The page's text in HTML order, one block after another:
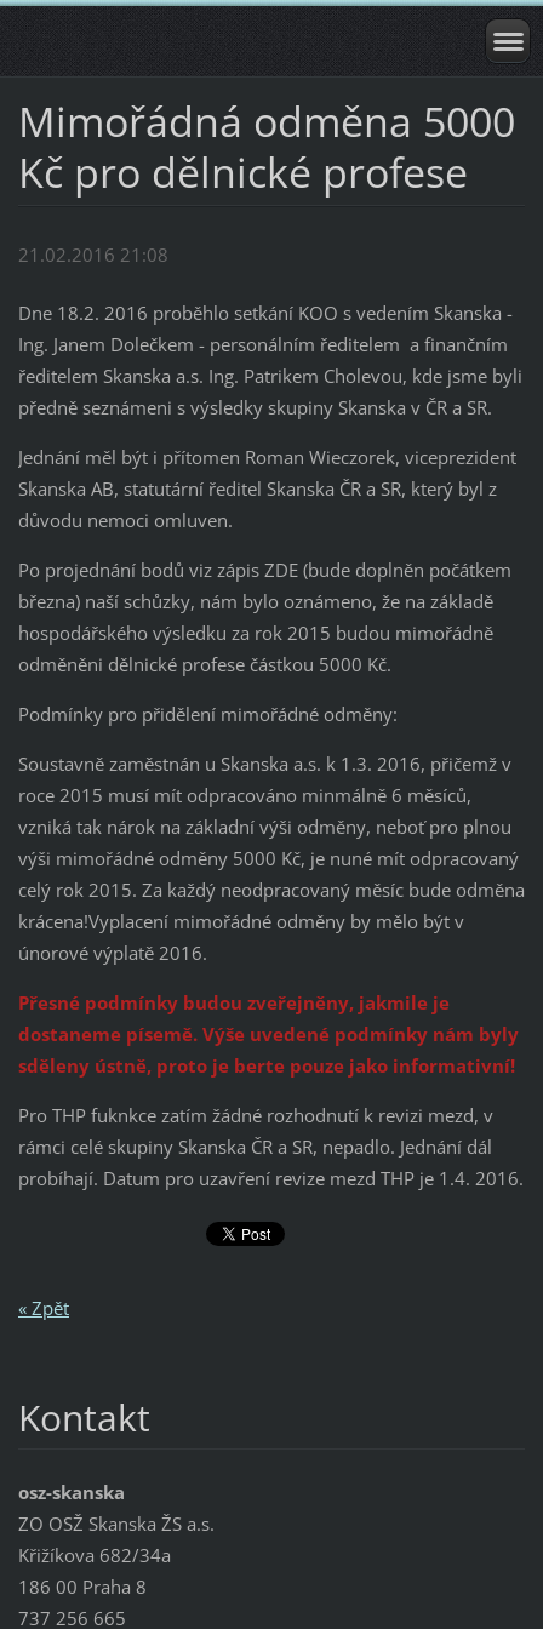
Mimořádná odměna 5000
Kč pro dělnické profese
21.02.2016 21:08
Dne 18.2. 2016 proběhlo setkání KOO s vedením Skanska -
Ing. Janem Dolečkem - personálním ředitelem a finančním
ředitelem Skanska a.s. Ing. Patrikem Cholevou, kde jsme byli
předně seznámeni s výsledky skupiny Skanska v ČR a SR.
Jednání měl být i přítomen Roman Wieczorek, viceprezident
Skanska AB, statutární ředitel Skanska ČR a SR, který byl z
důvodu nemoci omluven.
Po projednání bodů viz zápis ZDE (bude doplněn počátkem
března) naší schůzky, nám bylo oznámeno, že na základě
hospodářského výsledku za rok 2015 budou mimořádně
odměněni dělnické profese částkou 5000 Kč.
Podmínky pro přidělení mimořádné odměny:
Soustavně zaměstnán u Skanska a.s. k 1.3. 2016, přičemž v
roce 2015 musí mít odpracováno minmálně 6 měsíců,
vzniká tak nárok na základní výši odměny, neboť pro plnou
výši mimořádné odměny 5000 Kč, je nuné mít odpracovaný
celý rok 2015. Za každý neodpracovaný měsíc bude odměna
krácena!Vyplacení mimořádné odměny by mělo být v
únorové výplatě 2016.
Přesné podmínky budou zveřejněny, jakmile je
dostaneme písemě. Výše uvedené podmínky nám byly
sděleny ústně, proto je berte pouze jako informativní!
Pro THP fuknkce zatím žádné rozhodnutí k revizi mezd, v
rámci celé skupiny Skanska ČR a SR, nepadlo. Jednání dál
probíhají. Datum pro uzavření revize mezd THP je 1.4. 2016.
« Zpět
Kontakt
osz-skanska
ZO OSŽ Skanska ŽS a.s.
Křižíkova 682/34a
186 00 Praha 8
737 256 665